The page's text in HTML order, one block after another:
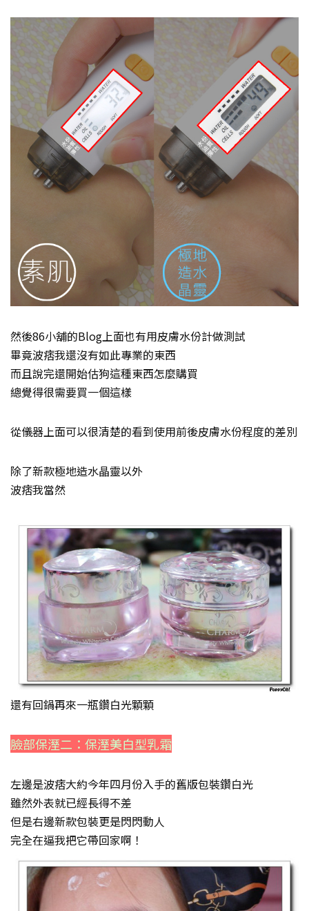
然後86小舖的Blog上面也有用皮膚水份計做測試
畢竟波痞我還沒有如此專業的東西
而且說完還開始估狗這種東西怎麼購買
總覺得很需要買一個這樣
從儀器上面可以很清楚的看到使用前後皮膚水份程度的差別
除了新款極地造水晶靈以外
波痞我當然
還有回鍋再來一瓶鑽白光顆顆
臉部保溼二：保溼美白型乳霜
左邊是波痞大約今年四月份入手的舊版包裝鑽白光
雖然外表就已經長得不差
但是右邊新款包裝更是閃閃動人
完全在逼我把它帶回家啊！